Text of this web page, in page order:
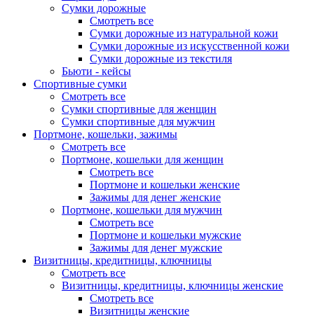
Сумки дорожные
Смотреть все
Сумки дорожные из натуральной кожи
Сумки дорожные из искусственной кожи
Сумки дорожные из текстиля
Бьюти - кейсы
Спортивные сумки
Смотреть все
Сумки спортивные для женщин
Сумки спортивные для мужчин
Портмоне, кошельки, зажимы
Смотреть все
Портмоне, кошельки для женщин
Смотреть все
Портмоне и кошельки женские
Зажимы для денег женские
Портмоне, кошельки для мужчин
Смотреть все
Портмоне и кошельки мужские
Зажимы для денег мужские
Визитницы, кредитницы, ключницы
Смотреть все
Визитницы, кредитницы, ключницы женские
Смотреть все
Визитницы женские